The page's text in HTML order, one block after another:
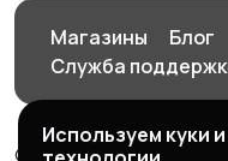
Магазины Блог
Служба
© 2026 Орен-АЙ - Авто
Используем куки